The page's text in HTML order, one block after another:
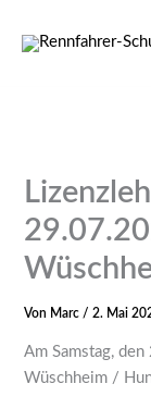
Inhalt
Von Marc /2. Mai
Am Samstag,
Wüschheim /